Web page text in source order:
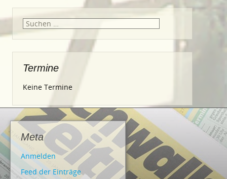
Suche
nach:
Termine
Keine Termine
Meta
Anmelden
Feed der Einträge